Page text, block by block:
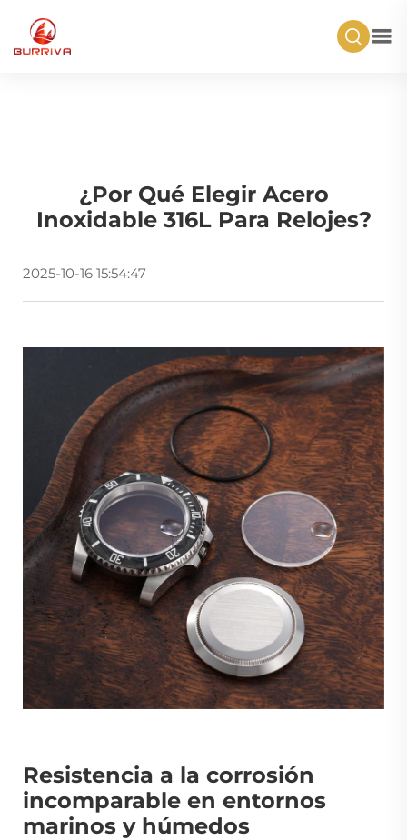
¿Por Qué Elegir Acero
Inoxidable 316L Para Relojes?
2025-10-16 15:54:47
Resistencia a la corrosión
incomparable en entornos
marinos y húmedos